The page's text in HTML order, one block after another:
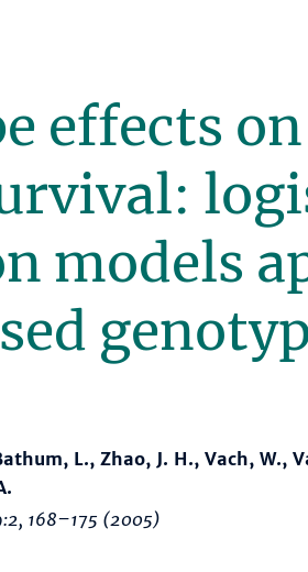
effects on
models
L., Zhao, J. H., Vach, W.,
168–175 (2005)